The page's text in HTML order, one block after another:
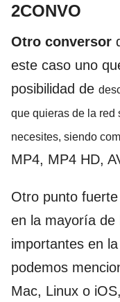
2CONVO
Otro conversor
este caso uno
posibilidad de
que quieras de la red
necesites, siendo
MP4, MP4 HD,
Otro punto
en la mayoría de
importantes en
podemos
Mac, Linux o